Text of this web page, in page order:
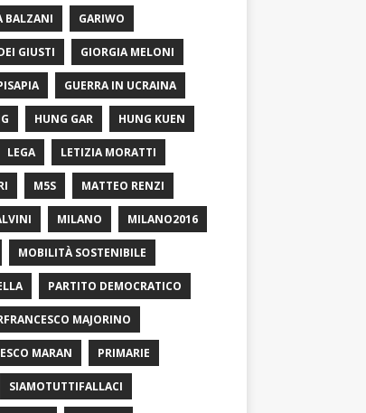
BALZANI GARIWO
GIUSTI GIORGIA MELONI
GUERRA IN UCRAINA
HUNG GAR HUNG KUEN
LEGA LETIZIA MORATTI
M5S MATTEO RENZI
MILANO MILANO2016
MOBILITÀ SOSTENIBILE
PARTITO DEMOCRATICO
MAJORINO
MARAN PRIMARIE
SIAMOTUTTIFALLACI